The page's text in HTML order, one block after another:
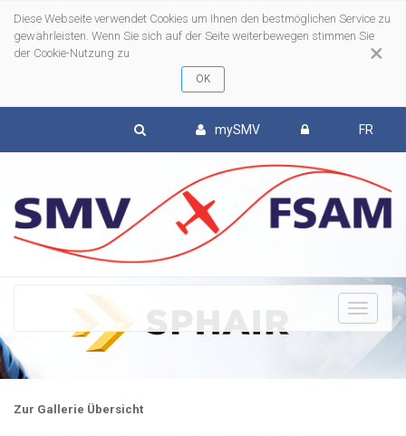
×
Diese Webseite verwendet Cookies um Ihnen den bestmöglichen Service zu
gewährleisten. Wenn Sie sich auf der Seite weiterbewegen stimmen Sie
der Cookie-Nutzung zu
mySMV FR
Zur Gallerie Übersicht